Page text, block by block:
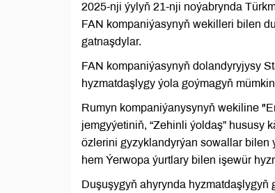
2025-nji ýylyň 21-nji noýabrynda
FAN kompaniýasynyň wekilleri bilen
gatnaşdylar.
FAN kompaniýasynyň dolandyryjysy
hyzmatdaşlygy ýola goýmagyň
Rumyn kompaniýanysynyň wekiline
jemgyýetiniň, “Zehinli ýoldaş” hususy
özlerini gyzyklandyrýan sowallar bilen
hem Ýerwopa ýurtlary bilen işewür
Duşuşygyň ahyrynda